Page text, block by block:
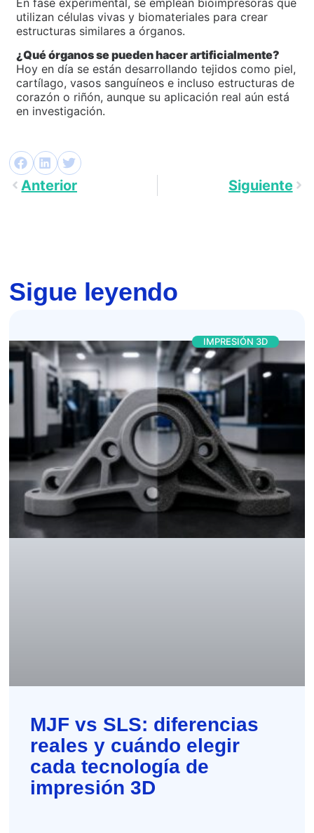
utilizan células vivas y biomateriales para crear
estructuras similares a órganos.
¿Qué órganos se pueden hacer artificialmente?
Hoy en día se están desarrollando tejidos como piel,
cartílago, vasos sanguíneos e incluso estructuras de
corazón o riñón, aunque su aplicación real aún está
en investigación.
Anterior Siguiente
Sigue leyendo
IMPRESIÓN 3D
MJF vs SLS: diferencias
reales y cuándo elegir
cada tecnología de
impresión 3D